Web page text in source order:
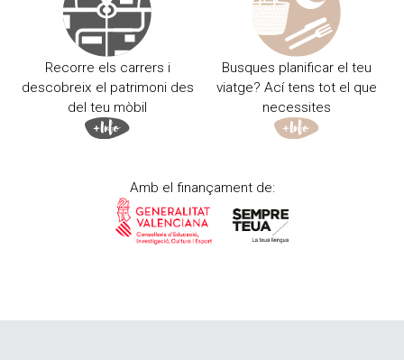
Recorre els carrers i
descobreix el patrimoni des
del teu mòbil
Busques planificar el teu
viatge? Ací tens tot el que
necessites
Amb el finançament de: